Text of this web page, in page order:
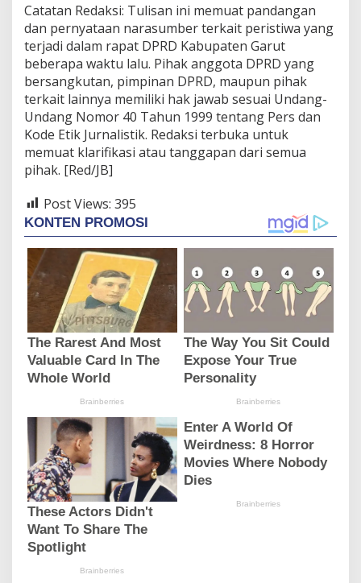
Catatan Redaksi: Tulisan ini memuat pandangan
dan pernyataan narasumber terkait peristiwa yang
terjadi dalam rapat DPRD Kabupaten Garut
beberapa waktu lalu. Pihak anggota DPRD yang
bersangkutan, pimpinan DPRD, maupun pihak
terkait lainnya memiliki hak jawab sesuai Undang-
Undang Nomor 40 Tahun 1999 tentang Pers dan
Kode Etik Jurnalistik. Redaksi terbuka untuk
memuat klarifikasi atau tanggapan dari semua
pihak. [Red/JB]
Post Views: 395